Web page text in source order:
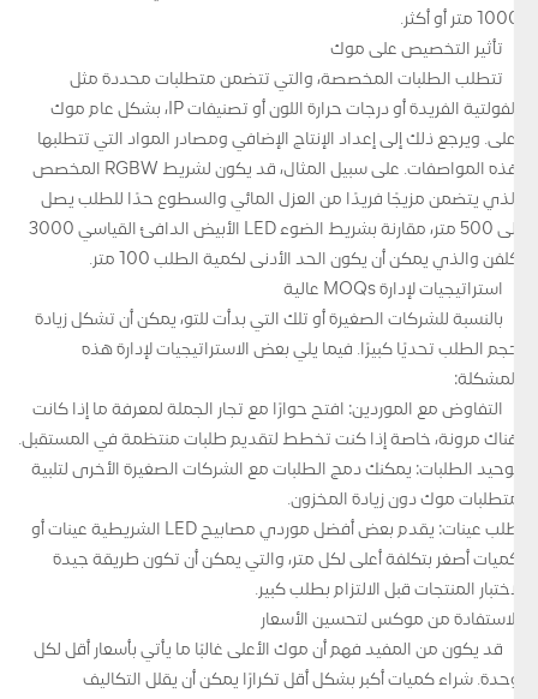
1000 متر أو أكثر.
تأثير التخصيص على موك
تتطلب الطلبات المخصصة، والتي تتضمن متطلبات محددة مثل
الفولتية الفريدة أو درجات حرارة اللون أو تصنيفات IP، بشكل عام موك
أعلى. ويرجع ذلك إلى إعداد الإنتاج الإضافي ومصادر المواد التي تتطلبها
هذه المواصفات. على سبيل المثال، قد يكون لشريط RGBW المخصص
الذي يتضمن مزيجًا فريدًا من العزل المائي والسطوع حدًا للطلب يصل
إلى 500 متر، مقارنة بشريط الضوء LED الأبيض الدافئ القياسي 3000
كلفن والذي يمكن أن يكون الحد الأدنى لكمية الطلب 100 متر.
استراتيجيات لإدارة MOQs عالية
بالنسبة للشركات الصغيرة أو تلك التي بدأت للتو، يمكن أن تشكل زيادة
حجم الطلب تحديًا كبيرًا. فيما يلي بعض الاستراتيجيات لإدارة هذه
المشكلة:
التفاوض مع الموردين: افتح حوارًا مع تجار الجملة لمعرفة ما إذا كانت
هناك مرونة، خاصة إذا كنت تخطط لتقديم طلبات منتظمة في المستقبل.
توحيد الطلبات: يمكنك دمج الطلبات مع الشركات الصغيرة الأخرى لتلبية
متطلبات موك دون زيادة المخزون.
طلب عينات: يقدم بعض أفضل موردي مصابيح LED الشريطية عينات أو
كميات أصغر بتكلفة أعلى لكل متر، والتي يمكن أن تكون طريقة جيدة
لاختبار المنتجات قبل الالتزام بطلب كبير.
الاستفادة من موكس لتحسين الأسعار
قد يكون من المفيد فهم أن موك الأعلى غالبًا ما يأتي بأسعار أقل لكل
وحدة. شراء كميات أكبر بشكل أقل تكرارًا يمكن أن يقلل التكاليف